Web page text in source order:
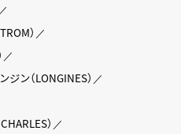
）
ジン（LONGINES）
）